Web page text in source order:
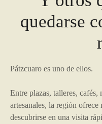
quedarse
Pátzcuaro es uno de ellos.
Entre plazas, talleres, cafés,
artesanales, la región
descubrirse en una visita